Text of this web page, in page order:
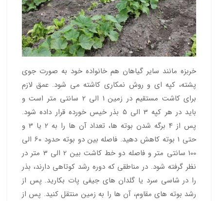
خربزه مانند سایر گیاهان هم خانواده خود به صورت جوی
پشته، کپه ای و روش نمکاری کاشته می شود. عمق لازم
برای کاشت مستقیم در زمین 1 الی 2 سانتی متر است و
باید در هر کپه 3 الی 5 بذر خیس خورده قرار داده شود.
پس از 4 برگه شدن بوته ها، تعداد آن ها را به 2 یا 3 و
حتی 1 بوته کاهش دهید. فاصله بین دو بوته حدود 60 الی
100 سانتی متر و فاصله دو خط کاشت بین 2 الی 3 متر در
نظر گرفته شود. در مناطقی که دوره رشد کوتاهی دارند، بذر
را در شاسی سرد یا گلدان های جیفی پات بکارید. پس از
رشد بوته های مقاوم، آن ها را به زمین منتقل کنید. پس از